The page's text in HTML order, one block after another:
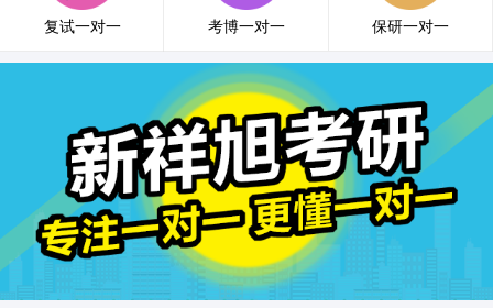
复试一对一 考博一对一 保研一对一